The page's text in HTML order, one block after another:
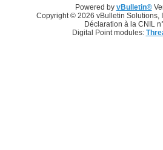
Powered by vBulletin®
Copyright © 2026 vBulletin Solutions,
Déclaration à la CNIL
Digital Point modules: